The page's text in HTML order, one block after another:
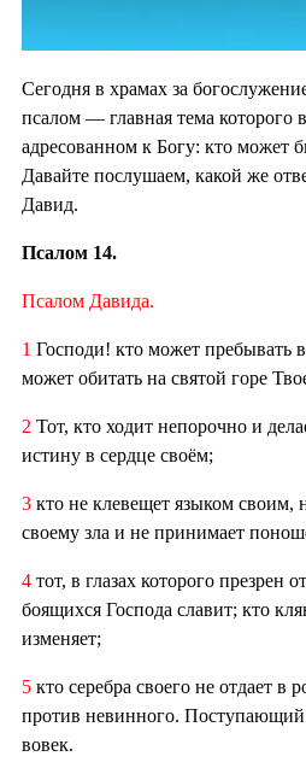
Сегодня в храмах за
псалом — главная тема которого
адресованном к Богу: кто может
Давайте послушаем, какой же
Давид.
Псалом 14.
Псалом Давида.
1 Господи! кто может пребывать
может обитать на святой горе
2 Тот, кто ходит непорочно и
истину в сердце своём;
3 кто не клевещет языком своим,
своему зла и не принимает
4 тот, в глазах которого презрен
боящихся Господа славит; кто
изменяет;
5 кто серебра своего не отдает в
против невинного. Поступающий
вовек.